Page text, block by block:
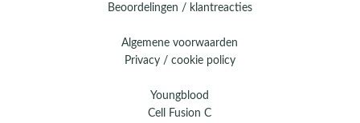
Beoordelingen / klantreacties
Algemene voorwaarden
Privacy / cookie policy
Youngblood
Cell Fusion C